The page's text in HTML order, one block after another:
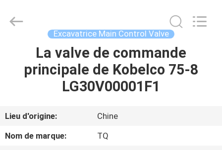
APERÇU
PRODUITS
VIDÉOS
Machinery
Excavatrice Main Control Valve
La valve de commande
principale de Kobelco 75-8
LG30V00001F1
Lieu d'origine:
Chine
Nom de marque:
TQ